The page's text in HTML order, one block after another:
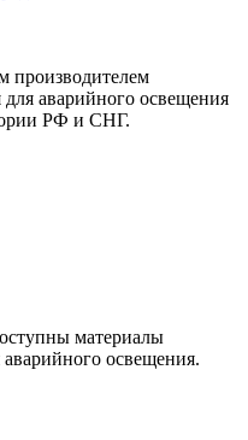
производителем
аварийного освещения
РФ и СНГ.
материалы
освещения.